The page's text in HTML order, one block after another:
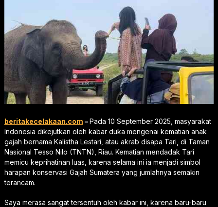
beritakecelakaan.com –Pada 10 September 2025, masyarakat
Indonesia dikejutkan oleh kabar duka mengenai kematian anak
gajah bernama Kalistha Lestari, atau akrab disapa Tari, di Taman
Nasional Tesso Nilo (TNTN), Riau. Kematian mendadak Tari
memicu keprihatinan luas, karena selama ini ia menjadi simbol
harapan konservasi Gajah Sumatera yang jumlahnya semakin
terancam.
Saya merasa sangat tersentuh oleh kabar ini, karena baru-baru